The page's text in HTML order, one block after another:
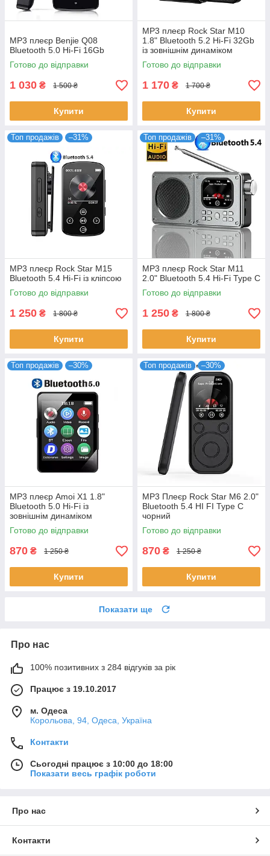
MP3 плеєр Benjie Q08
Bluetooth 5.0 Hi-Fi 16Gb
Готово до відправки
1 030 ₴ 1 500 ₴
Купити
MP3 плеєр Rock Star M10
1.8" Bluetooth 5.2 Hi-Fi 32Gb
із зовнішнім динаміком
Готово до відправки
1 170 ₴ 1 700 ₴
Купити
Топ продажів –31%
MP3 плеєр Rock Star M15
Bluetooth 5.4 Hi-Fi із кліпсою
Готово до відправки
1 250 ₴ 1 800 ₴
Купити
Топ продажів –31%
MP3 плеєр Rock Star M11
2.0" Bluetooth 5.4 Hi-Fi Type C
Готово до відправки
1 250 ₴ 1 800 ₴
Купити
Топ продажів –30%
MP3 плеєр Amoi X1 1.8"
Bluetooth 5.0 Hi-Fi із
зовнішнім динаміком
Готово до відправки
870 ₴ 1 250 ₴
Купити
Топ продажів –30%
MP3 Плеєр Rock Star M6 2.0"
Bluetooth 5.4 HI FI Type C
чорний
Готово до відправки
870 ₴ 1 250 ₴
Купити
Показати ще
Про нас
100% позитивних з 284 відгуків за рік
Працює з 19.10.2017
м. Одеса
Корольова, 94, Одеса, Україна
Контакти
Сьогодні працює з 10:00 до 18:00
Показати весь графік роботи
Про нас
Контакти